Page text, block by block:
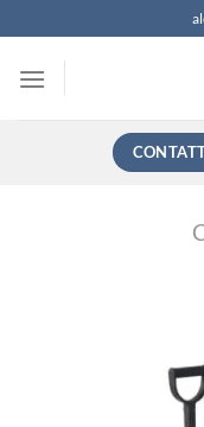
ai
contenuti